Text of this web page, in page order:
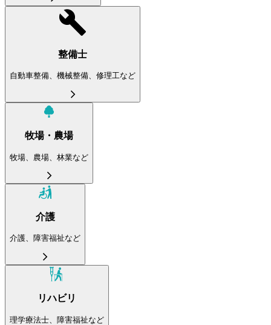
整備士
自動車整備、機械整備、修理工など
牧場・農場
牧場、農場、林業など
介護
介護、障害福祉など
リハビリ
理学療法士、障害福祉など